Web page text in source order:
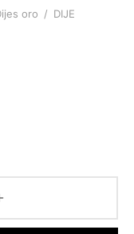
oro / DIJE